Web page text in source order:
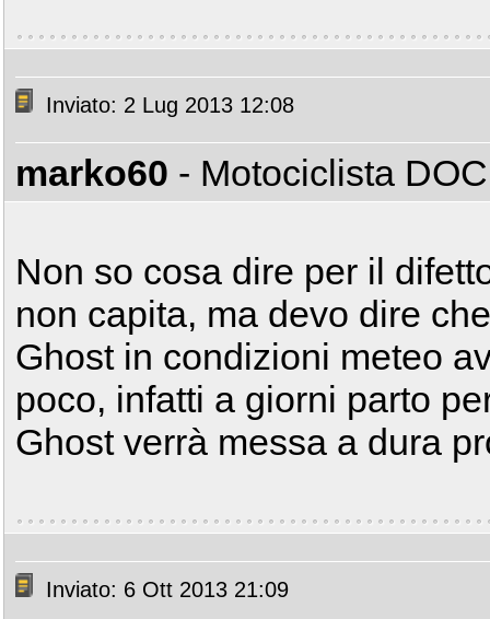
Inviato: 2 Lug 2013 12:08
marko60 - Motociclista
Non so cosa dire per il
non capita, ma devo dire
Ghost in condizioni meteo
poco, infatti a giorni parto
Ghost verrà messa a dura
Inviato: 6 Ott 2013 21:09